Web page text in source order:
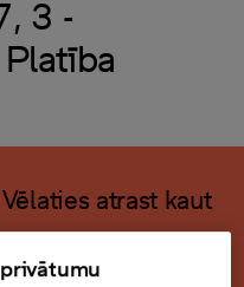
3 -
atrast kaut